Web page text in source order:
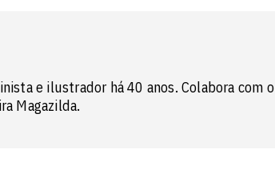
e ilustrador há 40 anos. Colabora com o
Magazilda.